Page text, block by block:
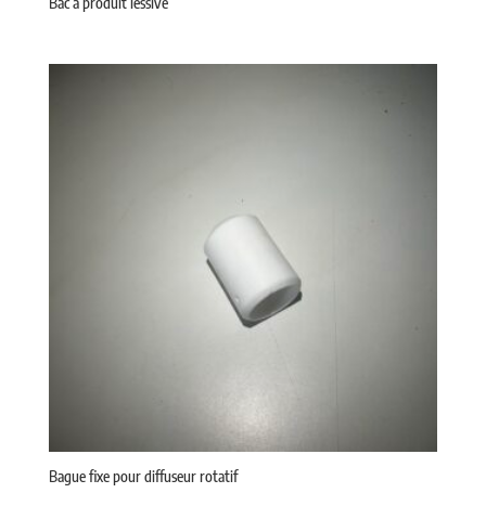
Bague fixe pour diffuseur rotatif